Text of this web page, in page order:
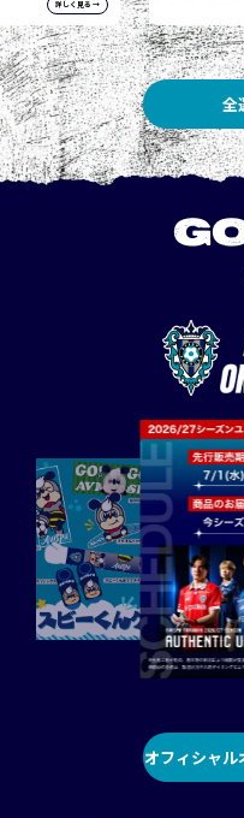
詳しく見る →
全
オフィシャ